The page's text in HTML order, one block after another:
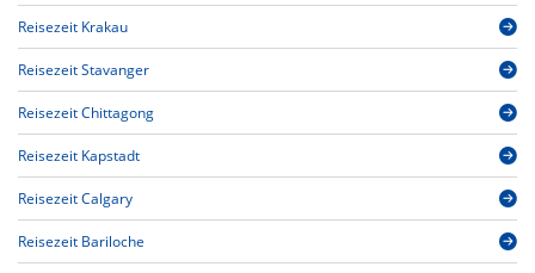
Reisezeit Krakau
Reisezeit Stavanger
Reisezeit Chittagong
Reisezeit Kapstadt
Reisezeit Calgary
Reisezeit Bariloche